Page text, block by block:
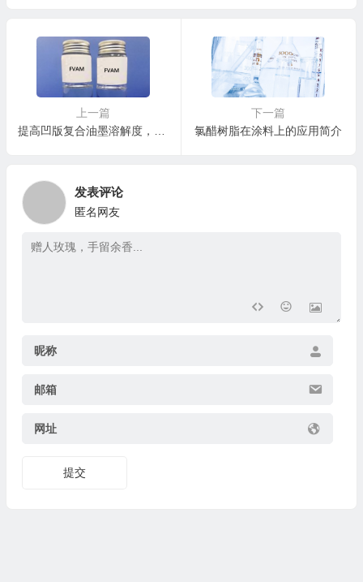
上一篇
下一篇
氯醋树脂在涂料上的应用简介
发表评论
匿名网友
昵称
邮箱
网址
提交